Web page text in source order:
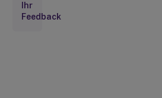
Zusammenfassung
zur Konfiguration
Ihr
Feedback